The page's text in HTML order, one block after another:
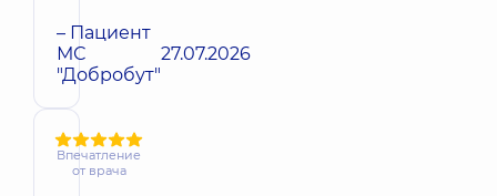
– Пациент
МС
"Добробут"
27.07.2026
Впечатление
от врача